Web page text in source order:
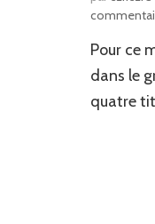
Pour ce
dans le
quatre